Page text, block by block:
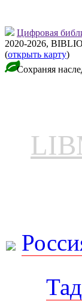
Цифровая
2020-2026,
(открыть карту)
Сохраняя